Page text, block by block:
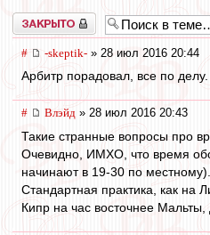
Закрыто
# -skeptik- » 28 июл 2016 20:44
Арбитр порадовал, все по
# Влэйд » 28 июл 2016 20:43
Такие странные вопросы про
Очевидно, ИМХО, что время
начинают в 19-30 по
Стандартная практика, как на
Кипр на час восточнее